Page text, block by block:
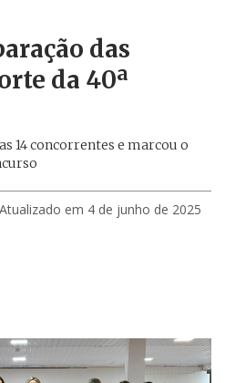
das
da 40ª
14 concorrentes e marcou o
em 4 de junho de 2025